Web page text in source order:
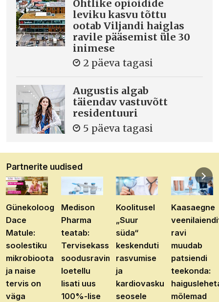
Ohtlike opioidide
leviku kasvu tõttu
ootab Viljandi haiglas
ravile pääsemist üle 30
inimese
2 päeva tagasi
Augustis algab
täiendav vastuvõtt
residentuuri
5 päeva tagasi
Partnerite uudised
Günekoloog
Dace
Matule:
soolestiku
mikrobioota
ja naise
tervis on
väga
Medison
Pharma
teatab:
Tervisekassa
soodusravimite
loetellu
lisati uus
100%-lise
Koolitusel
„Suur
süda“
keskenduti
rasvumise
ja
kardiovaskulaarhaiguste
seosele
Kaasaegne
ravi
muudab
patsiendi
teekonda:
mõlemad